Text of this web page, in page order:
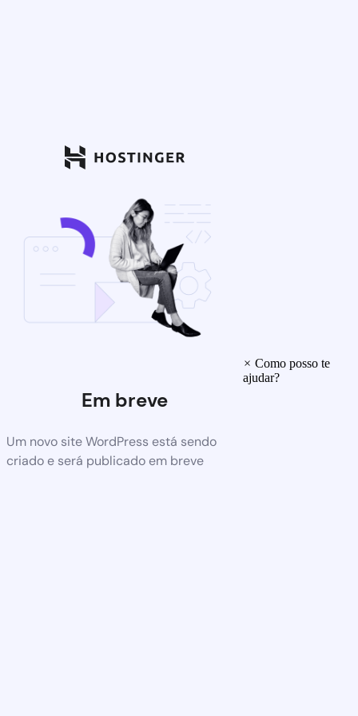
Em breve
Um novo site WordPress está sendo
criado e será publicado em breve
× Como posso te
ajudar?